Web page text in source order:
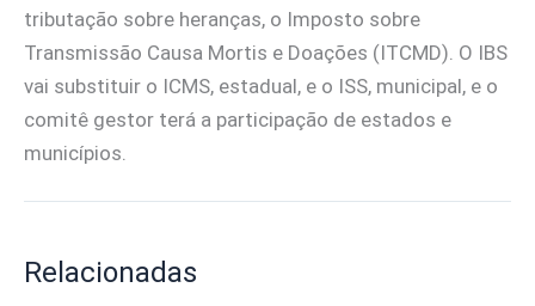
tributação sobre heranças, o Imposto sobre
Transmissão Causa Mortis e Doações (ITCMD). O IBS
vai substituir o ICMS, estadual, e o ISS, municipal, e o
comitê gestor terá a participação de estados e
municípios.
Relacionadas